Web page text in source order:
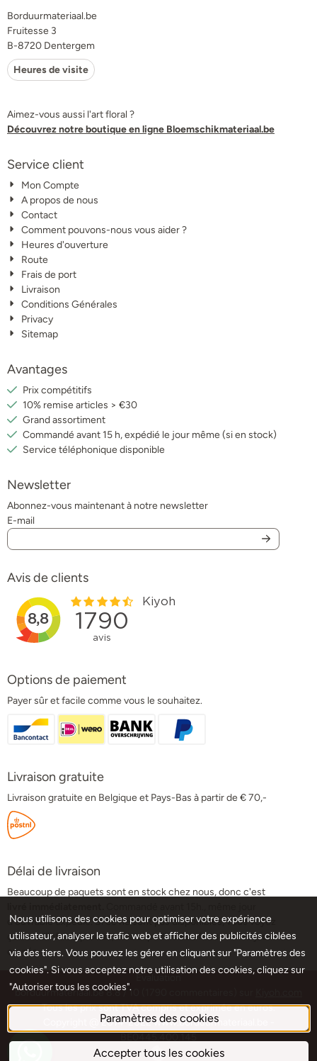
Borduurmateriaal.be
Fruitesse 3
B-8720 Dentergem
Heures de visite
Aimez-vous aussi l'art floral ?
Découvrez notre boutique en ligne Bloemschikmateriaal.be
Service client
Mon Compte
A propos de nous
Contact
Comment pouvons-nous vous aider ?
Heures d'ouverture
Route
Frais de port
Livraison
Conditions Générales
Privacy
Sitemap
Avantages
Prix compétitifs
10% remise articles > €30
Grand assortiment
Commandé avant 15 h, expédié le jour même (si en stock)
Service téléphonique disponible
Newsletter
Abonnez-vous maintenant à notre newsletter
E-mail
Avis de clients
Options de paiement
Payer sûr et facile comme vous le souhaitez.
Livraison gratuite
Livraison gratuite en Belgique et Pays-Bas à partir de € 70,-
Délai de livraison
Beaucoup de paquets sont en stock chez nous, donc c'est
d'ouvrable expédié. Si ce ne sont pas disponibles, vous voyez
ça dans l'info de produit, et la expedition se fait sous 1-5 jours
ouvrés.
Évaluation
borduurmateriaal.be8.8/ 10
Tous les prix sont TVA compris et exprimée en euros.
Copyright @ 2014-2022 www.borduurmateriaal.be -
Nous utilisons des cookies pour optimiser votre expérience
utilisateur, analyser le trafic web et afficher des publicités ciblées
via des tiers. Vous pouvez les gérer en cliquant sur "Paramètres des
cookies". Si vous acceptez notre utilisation des cookies, cliquez sur
"Autoriser tous les cookies".
Paramètres des cookies
Accepter tous les cookies